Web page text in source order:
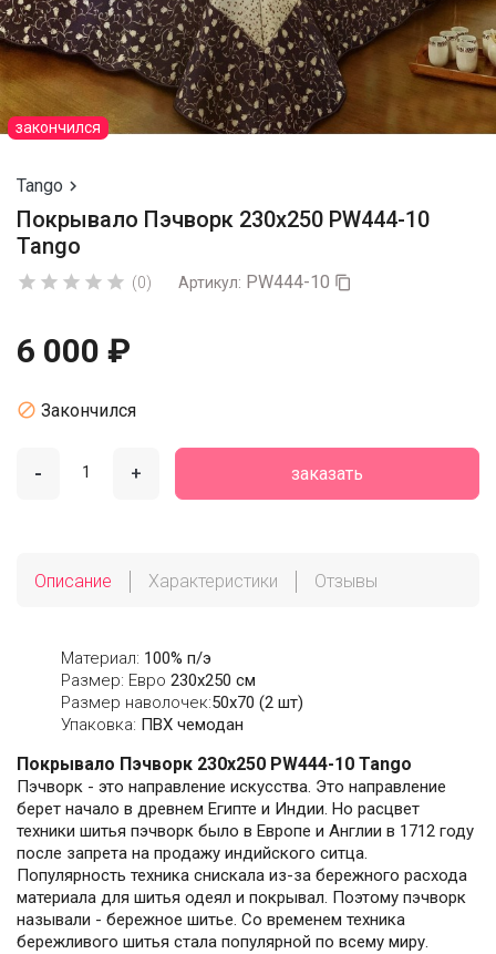
закончился
Tango 
Покрывало Пэчворк 230х250 PW444-10
Tango
     (0) Артикул: PW444-10 
6 000 ₽
 Закончился
- + заказать
Описание Характеристики Отзывы
Материал: 100% п/э
Размер: Евро 230х250 см
Размер наволочек:50x70 (2 шт)
Упаковка: ПВХ чемодан
Покрывало Пэчворк 230х250 PW444-10 Tango
Пэчворк - это направление искусства. Это направление
берет начало в древнем Египте и Индии. Но расцвет
техники шитья пэчворк было в Европе и Англии в 1712 году
после запрета на продажу индийского ситца.
Популярность техника снискала из-за бережного расхода
материала для шитья одеял и покрывал. Поэтому пэчворк
называли - бережное шитье. Со временем техника
бережливого шитья стала популярной по всему миру.